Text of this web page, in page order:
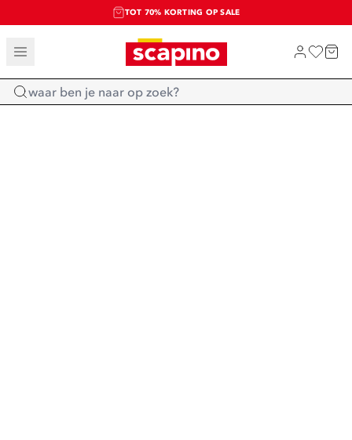
TOT 70% KORTING OP SALE
SALE: LAATSTE KANS!
SHOP NIEUW
Home